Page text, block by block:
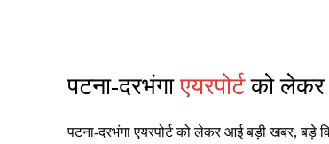
पटना-दरभंगाएयरपोर्टको लेकर
पटना-दरभंगा एयरपोर्ट को लेकर आई बड़ी खबर, बड़े